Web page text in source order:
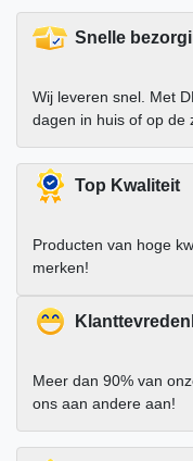
Snelle
Wij leveren snel. Met
dagen in huis of op de
Top Kwaliteit
Producten van hoge
merken!
Meer dan 90% van
ons aan andere aan!